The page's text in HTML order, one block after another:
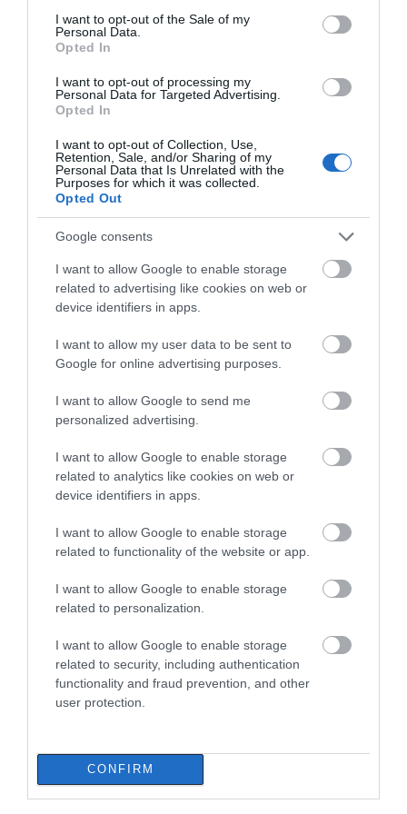
consent section.
I want to opt-out of the Sale of my
Personal Data.
Opted In
I want to opt-out of processing my
Personal Data for Targeted Advertising.
Opted In
I want to opt-out of Collection, Use,
Retention, Sale, and/or Sharing of my
Personal Data that Is Unrelated with the
Purposes for which it was collected.
Opted Out
Google consents
I want to allow Google to enable storage
related to advertising like cookies on web or
device identifiers in apps.
I want to allow my user data to be sent to
Google for online advertising purposes.
I want to allow Google to send me
personalized advertising.
I want to allow Google to enable storage
related to analytics like cookies on web or
device identifiers in apps.
I want to allow Google to enable storage
related to functionality of the website or app.
I want to allow Google to enable storage
related to personalization.
I want to allow Google to enable storage
related to security, including authentication
functionality and fraud prevention, and other
user protection.
CONFIRM
Έρχονται 40άρια μαζί με
θυελλώδη μελτέμια
Εύβοια: Ηχηρό μήνυμα πέντε
χρόνια μετά τη μεγάλη
καταστροφή του 2021
07.08.2026 | 22:00
Νέο τροχαίο με υλικές ζημιές
Εύβοια: Γυναίκα έπεσε θύμα
διαδικτυακής απάτης – Πλήρωσε
07.08.2026 | 21:20
Τραγωδία στην Εύβοια: Άνδρας
ανασύρθηκε χωρίς τις αισθήσεις
του από τη θάλασσα
Ανακοινώθηκαν νέες προσλήψεις
σε δήμο της Εύβοιας: Δείτε εδώ
07.08.2026 | 20:40
Ποιοι και γιατί θα πάρουν
διπλάσια σύνταξη τον Αύγουστο
Δείτε τι έκανε Δήμος της Εύβοιας
για τις φωτιές
Μητέρα και γιος οι νεκροί από τη
σύγκρουση αυτοκινήτου με
Όλες οι τελευταίες ειδήσεις
ΠΕΡΙΣΣΟΤΕΡΑ ΑΠΟ ΕΙΔΗΣΕΙΣ ΕΥΒΟΙΑ
κόσμο η Φαράκλα
μεγάλη καταστροφή